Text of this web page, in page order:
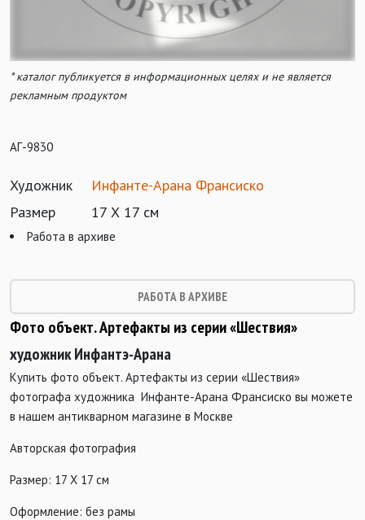
* каталог публикуется в информационных целях и не является
рекламным продуктом
АГ-9830
Художник
Инфанте-Арана Франсиско
Размер
17 Х 17 см
Работа в архиве
РАБОТА В АРХИВЕ
Фото объект. Артефакты из серии «Шествия»
художник Инфантэ-Арана
Купить фото объект. Артефакты из серии «Шествия»
фотографа художника Инфанте-Арана Франсиско вы можете
в нашем антикварном магазине в Москве
Авторская фотография
Размер: 17 Х 17 см
Оформление: без рамы